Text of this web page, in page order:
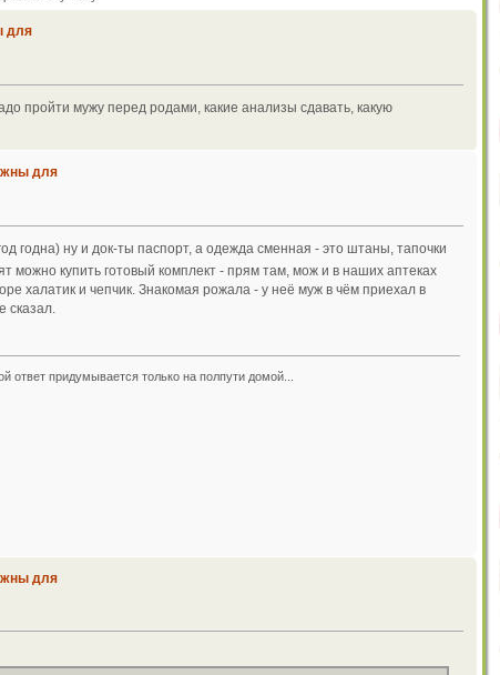
для
пройти мужу перед родами, какие анализы сдавать, какую
для
годна) ну и док-ты паспорт, а одежда сменная - это штаны, тапочки
можно купить готовый комплект - прям там, мож и в наших аптеках
халатик и чепчик. Знакомая рожала - у неё муж в чём приехал в
сказал.
придумывается только на полпути домой...
для